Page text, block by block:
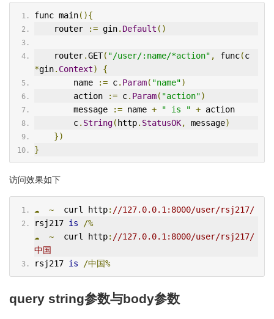
func main(){
    router
:= gin. Default ()
    router
.GET( "/user/:name/*action" , func(
c
*gin. Context)
{
        name
:= c. Param( "name")
        action
:= c. Param( "action")
        message
:= name + " is " + action
        c
. String( http. StatusOK, message)
})
}
访问效果如下
☁ ~
  curl http
: //127.0.0.1:8000/user/rsj217/
rsj217 is
/%
☁
~
  curl http
: //127.0.0.1:8000/user/rsj217/
中国
rsj217 is /中国%
query string参数与body参数